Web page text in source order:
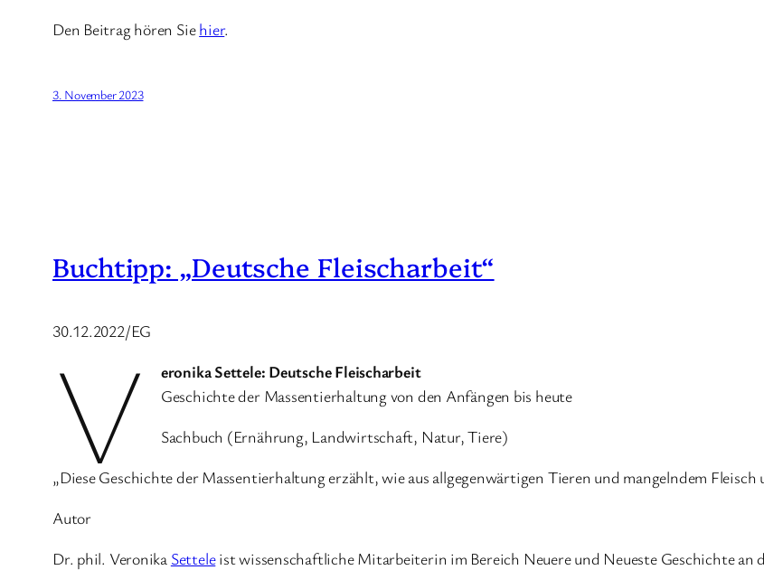
Den Beitrag hören Siehier.
3. November 2023
Buchtipp: „Deutsche Fleischarbeit“
30.12.2022/EG
V
eronika Settele: Deutsche Fleischarbeit
Geschichte der Massentierhaltung von den Anfängen bis heute
Sachbuch (Ernährung, Landwirtschaft, Natur, Tiere)
„Diese Geschichte der Massentierhaltung erzählt, wie aus allgegenwärtigen Tieren und mangelndem
Autor
Dr. phil. Veronika Setteleist wissenschaftliche Mitarbeiterin im Bereich Neuere und Neueste Geschichte an